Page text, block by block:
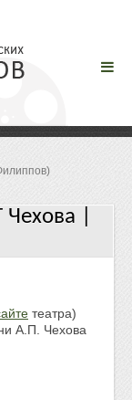
|
театра)
А.П. Чехова